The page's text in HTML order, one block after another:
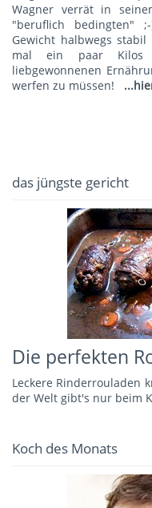
Wagner verrät in
"beruflich bedingten"
Gewicht halbwegs
mal ein paar Kilos
liebgewonnenen
werfen zu müssen!
das jüngste gericht
Die perfekten
Leckere Rinderrouladen
der Welt gibt's nur beim
Koch des Monats